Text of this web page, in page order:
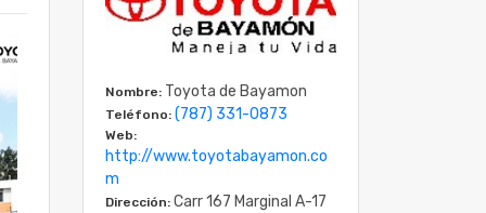
Nombre: Toyota de Bayamon
Teléfono: (787) 331-0873
Web:
http://www.toyotabayamon.co
m
Dirección: Carr 167 Marginal A-17